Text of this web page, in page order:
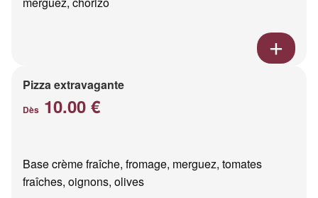
Pizza extravagante
Dès 10.00 €
Base crème fraîche, fromage, merguez, tomates
fraîches, oignons, olives